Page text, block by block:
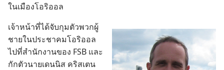
ใน​เมือง​โอริออล
เจ้าหน้าที่​ได้​จับ​กุม​ตัว​พวก​ผู้​
ชาย​ใน​ประชาคม​โอริออล​
ไป​ที่​สำนักงาน​ของ FSB และ​
กัก​ตัว​นาย​เดนนิส คริสเตน